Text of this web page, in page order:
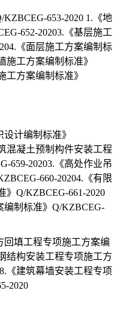
653-2020 1.《地
652-20203.《基层施工
《面层施工方案编制标
施工方案编制标准》
工方案编制标准》
计编制标准》
混凝土预制构件安装工程
659-20203.《高处作业吊
660-20204.《有限
》Q/KZBCEG-661-2020
编制标准》Q/KZBCEG-
回填工程专项施工方案编
结构安装工程专项施工方
《建筑幕墙安装工程专项
2020